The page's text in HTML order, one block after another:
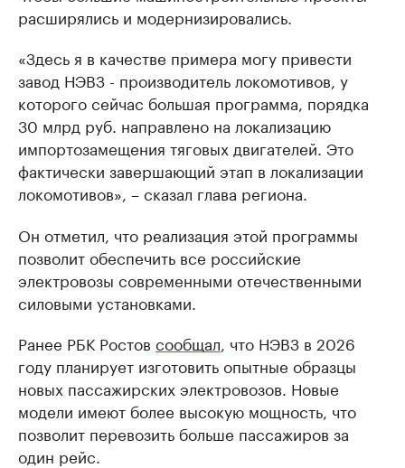
расширялись и модернизировались.
«Здесь я в качестве примера могу привести
завод НЭВЗ - производитель локомотивов, у
которого сейчас большая программа, порядка
30 млрд руб. направлено на локализацию
импортозамещения тяговых двигателей. Это
фактически завершающий этап в локализации
локомотивов», – сказал глава региона.
Он отметил, что реализация этой программы
позволит обеспечить все российские
электровозы современными отечественными
силовыми установками.
Ранее РБК Ростов сообщал , что НЭВЗ в 2026
году планирует изготовить опытные образцы
новых пассажирских электровозов. Новые
модели имеют более высокую мощность, что
позволит перевозить больше пассажиров за
один рейс.